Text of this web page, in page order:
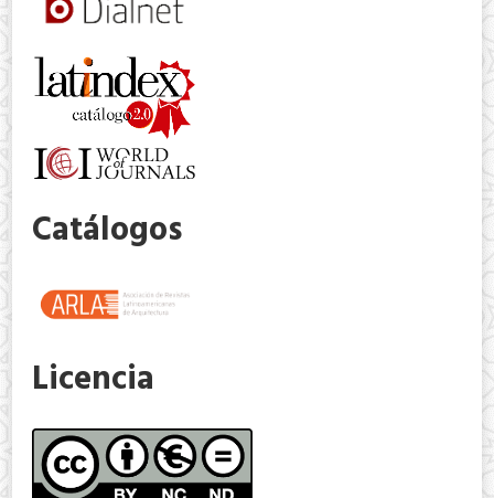
Catálogos
Licencia